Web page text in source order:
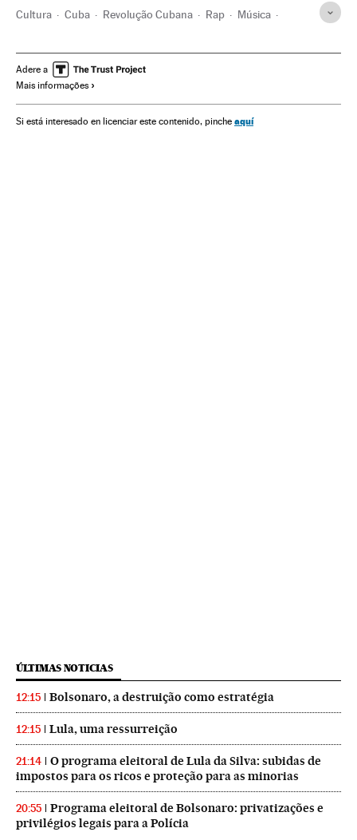
Cultura Cuba Revolução Cubana Rap Música
Fidel Castro
Adere a
Mais informações
Si está interesado en licenciar este contenido, pinche aquí
ÚLTIMAS NOTICIAS
12:15 Bolsonaro, a destruição como estratégia
12:15 Lula, uma ressurreição
21:14
O programa eleitoral de Lula da Silva: subidas de
impostos para os ricos e proteção para as minorias
20:55
Programa eleitoral de Bolsonaro: privatizações e
privilégios legais para a Polícia